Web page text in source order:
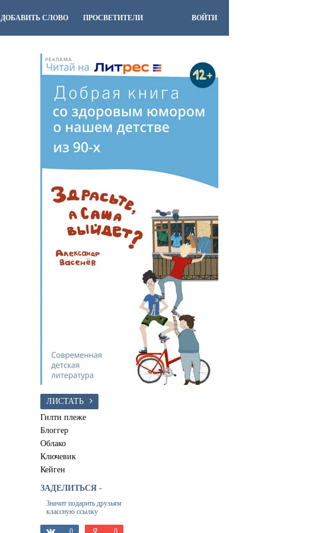
ДОБАВИТЬ СЛОВО ПРОСВЕТИТЕЛИ ВОЙТИ
РЕКЛАМА
ЛИСТАТЬ
Гилти плеже
Блоггер
Облако
Ключевик
Кейген
ЗАДЕЛИТЬСЯ -
Значит подарить друзьям
классную ссылку